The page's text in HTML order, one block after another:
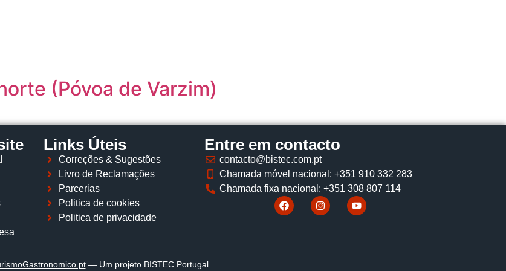
(Póvoa de Varzim)
Links Úteis
Correções & Sugestões
Livro de Reclamações
Parcerias
Politica de cookies
Politica de privacidade
Entre em contacto
contacto@bistec.com.pt
Chamada móvel nacional: +351 910 332 283
Chamada fixa nacional: +351 308 807 114
.pt— Um projeto BISTEC Portugal